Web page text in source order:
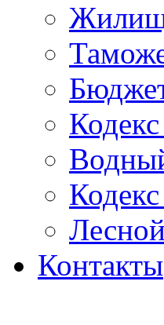
Контакты